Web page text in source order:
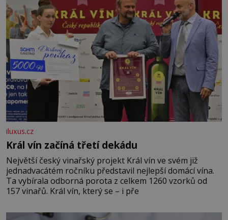
iluxus.cz
Král vín začíná třetí dekádu
Největší český vinařský projekt Král vín ve svém již
jednadvacátém ročníku představil nejlepší domácí vína.
Ta vybírala odborná porota z celkem 1260 vzorků od
157 vinařů. Král vín, který se – i pře